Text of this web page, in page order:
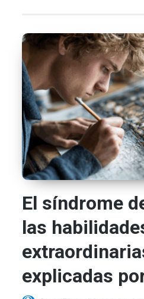
El síndrome
las
explicadas